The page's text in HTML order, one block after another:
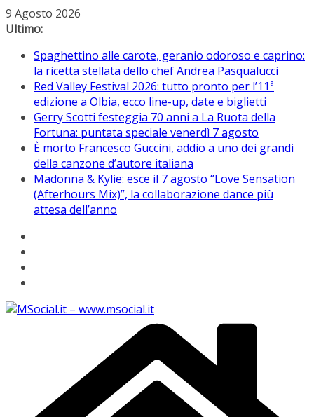
Salta
al
9 Agosto 2026
Ultimo:
Spaghettino alle carote, geranio odoroso e caprino:
la ricetta stellata dello chef Andrea Pasqualucci
Red Valley Festival 2026: tutto pronto per l’11ª
edizione a Olbia, ecco line-up, date e biglietti
Gerry Scotti festeggia 70 anni a La Ruota della
Fortuna: puntata speciale venerdì 7 agosto
È morto Francesco Guccini, addio a uno dei grandi
della canzone d’autore italiana
Madonna & Kylie: esce il 7 agosto “Love Sensation
(Afterhours Mix)”, la collaborazione dance più
attesa dell’anno